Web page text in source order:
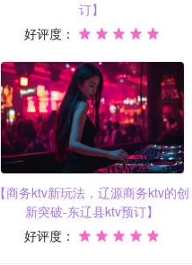
订】
好评度：
【商务ktv新玩法，辽源商务ktv的创
新突破-东辽县ktv预订】
好评度：